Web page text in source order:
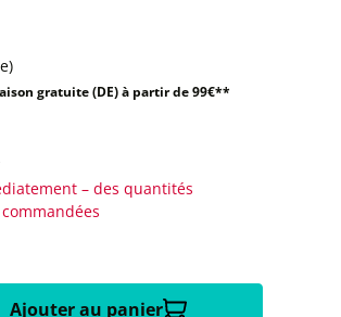
gratuite (DE) à partir de 99€**
– des quantités
Ajouter au panier